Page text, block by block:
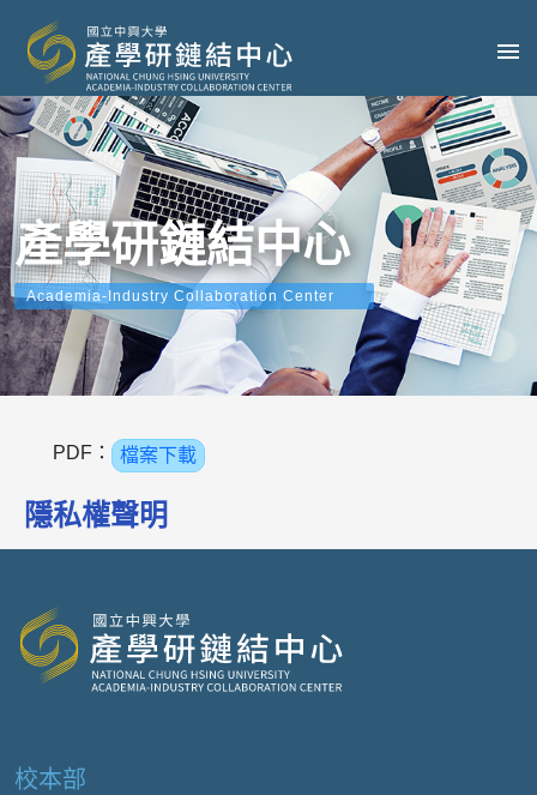
產學研鏈結中心
Academia-Industry Collaboration Center
PDF： 檔案下載
隱私權聲明
校本部